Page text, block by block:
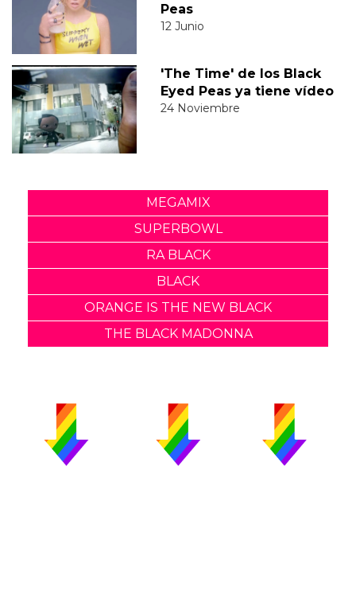
Peas
12 Junio
'The Time' de los Black
Eyed Peas ya tiene vídeo
24 Noviembre
MEGAMIX
SUPERBOWL
RA BLACK
BLACK
ORANGE IS THE NEW BLACK
THE BLACK MADONNA